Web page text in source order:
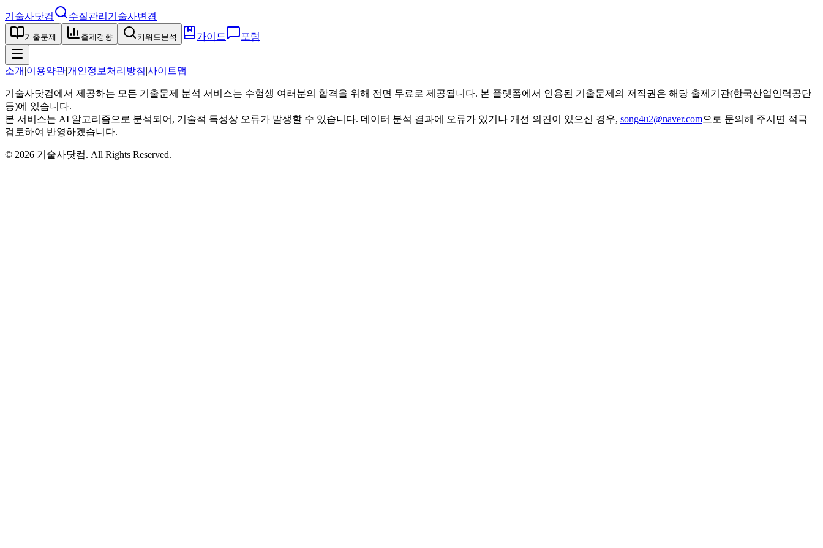
기술사닷컴 수질관리기술사변경
기출문제 출제경향 키워드분석 가이드 포럼
소개 |이용약관|개인정보처리방침|사이트맵
기술사닷컴에서 제공하는 모든 기출문제 분석 서비스는 수험생 여러분의 합격을 위해 전면 무료로 제공됩니다. 본 플랫폼에서 인용된 기출문제의 저작권은 해당 출제기관(한국산업인력공단
등)에 있습니다.
본 서비스는 AI 알고리즘으로 분석되어, 기술적 특성상 오류가 발생할 수 있습니다. 데이터 분석 결과에 오류가 있거나 개선 의견이 있으신 경우, song4u2@naver.com으로 문의해 주시면 적극
검토하여 반영하겠습니다.
© 2026 기술사닷컴. All Rights Reserved.